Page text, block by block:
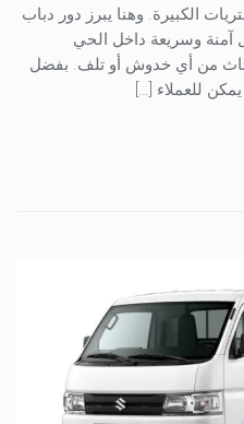
الكبيرة. وهنا يبرز دور دباب
آمنة وسريعة داخل الحي
من أي خدوش أو تلف. بفضل
للعملاء […]